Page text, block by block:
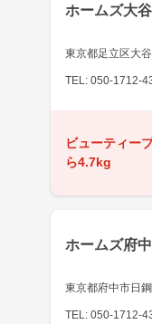
ホームズ大
東京都足立区大
TEL: 050-1712-
ビューティー
ら4.7kg
ホームズ府
東京都府中市日
TEL: 050-1712-